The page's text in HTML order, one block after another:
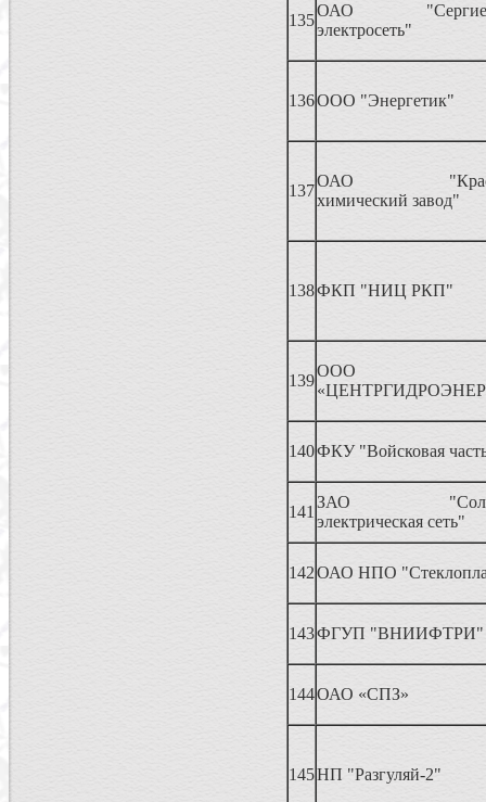
135
ОАО "Сергиево-
электросеть"
136ООО "Энергетик"
137
ОАО
химический завод"
138ФКП "НИЦ РКП"
139
ООО
140ФКУ "Войсковая
141
ЗАО
электрическая сеть"
142ОАО НПО
143ФГУП "ВНИИФТРИ"
144ОАО «СПЗ»
145НП "Разгуляй-2"